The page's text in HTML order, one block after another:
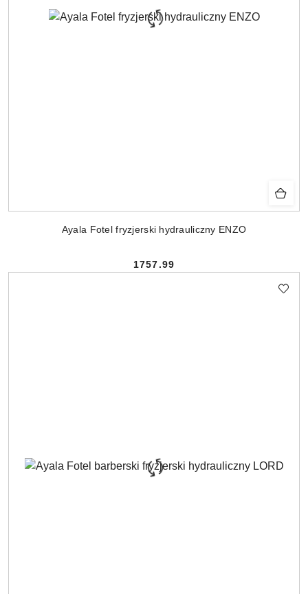
Ayala Fotel fryzjerski hydrauliczny ENZO
Cena:
1757.99